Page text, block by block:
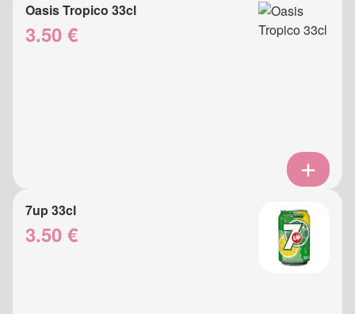
Oasis Tropico 33cl
3.50 €
7up 33cl
3.50 €